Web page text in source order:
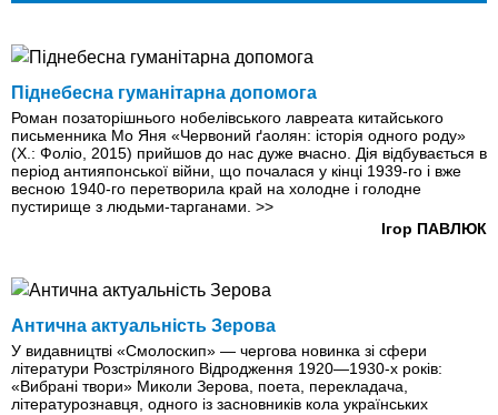
Піднебесна гуманітарна допомога
Роман позаторішнього нобелівського лавреата китайського
письменника Мо Яня «Червоний ґаолян: історія одного роду»
(Х.: Фоліо, 2015) прийшов до нас дуже вчасно. Дія відбувається в
період антияпонської війни, що почалася у кінці 1939-го і вже
весною 1940-го перетворила край на холодне і голодне
пустирище з людьми-тарганами. >>
Ігор ПАВЛЮК
Антична актуальність Зерова
У видавництві «Смолоскип» — чергова новинка зі сфери
літератури Розстріляного Відродження 1920—1930-х років:
«Вибрані твори» Миколи Зерова, поета, перекладача,
літературознавця, одного із засновників кола українських